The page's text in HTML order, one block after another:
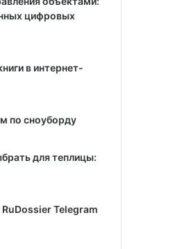
цифровых
в интернет-
по сноуборду
для теплицы:
Telegram